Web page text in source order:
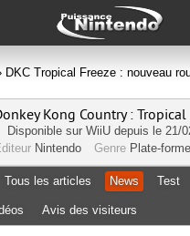
DKC Tropical Freeze : nouveau
Kong Country : Tropical
Disponible sur WiiU depuis le 21/
Nintendo Genre Plate-forme
Tous les articles News Test
Avis des visiteurs